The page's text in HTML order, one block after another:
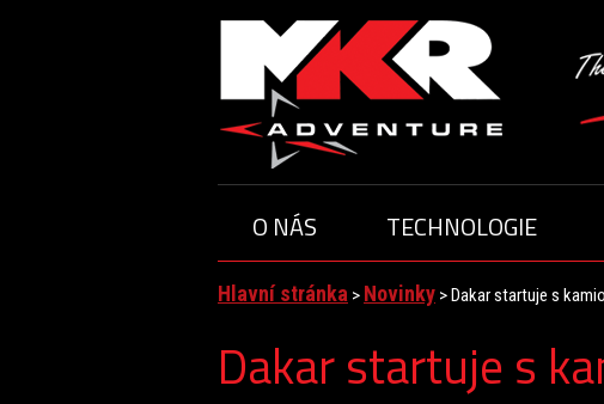
O NÁS
O TÝMU
ČLENOVÉ TÝMU JEZDCI
TECHNOLOGIE
Hlavní stránka > Novinky >Dakar startuje s
Dakar startuje s